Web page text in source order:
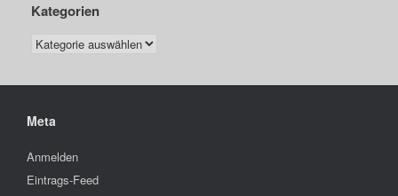
Kategorien
Kategorien
Meta
Anmelden
Eintrags-Feed